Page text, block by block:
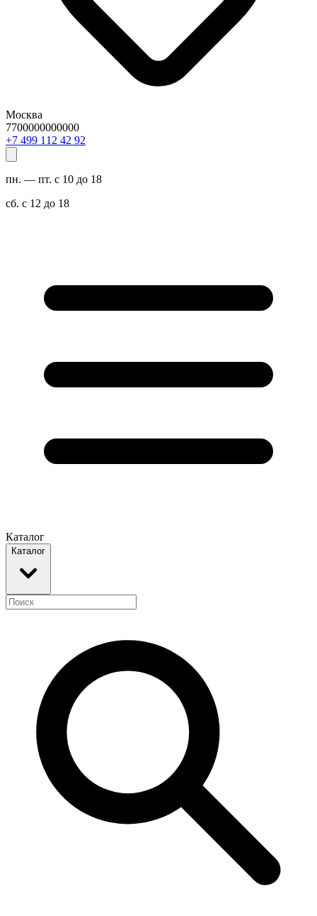
Москва
7700000000000
29 24 211 994 7+
пн. — пт. с 10 до 18
сб. с 12 до 18
Каталог
Каталог